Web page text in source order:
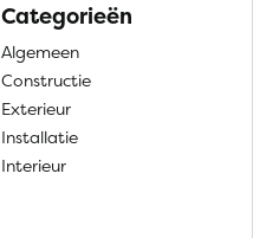
Categorieën
Algemeen
Constructie
Exterieur
Installatie
Interieur